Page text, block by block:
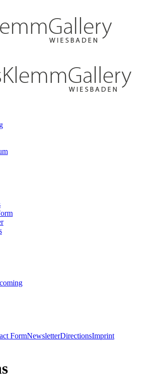
FormNewsletterDirectionsImprint